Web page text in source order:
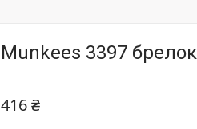
Munkees 3397
416 ₴